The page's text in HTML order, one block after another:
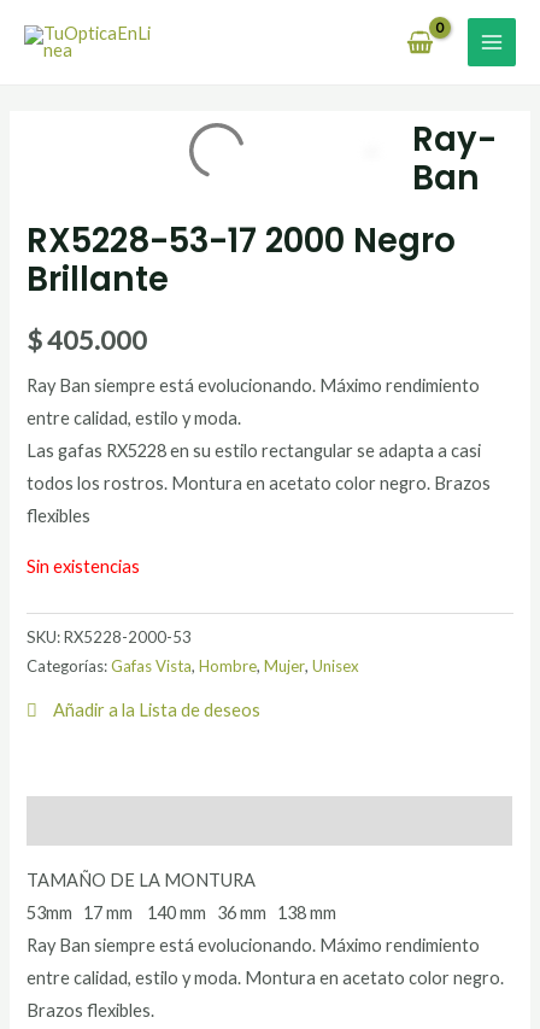
Ray-
Ban
RX5228-53-17 2000 Negro
Brillante
$405.000
Ray Ban siempre está evolucionando. Máximo rendimiento
entre calidad, estilo y moda.
Las gafas RX5228 en su estilo rectangular se adapta a casi
todos los rostros. Montura en acetato color negro. Brazos
flexibles
Sin existencias
SKU:RX5228-2000-53
Categorías:Gafas Vista,Hombre,Mujer,Unisex
Añadir a la Lista de deseos
TAMAÑO DE LA MONTURA
53mm 17 mm 140 mm 36 mm 138 mm
Ray Ban siempre está evolucionando. Máximo rendimiento
entre calidad, estilo y moda. Montura en acetato color negro.
Brazos flexibles.